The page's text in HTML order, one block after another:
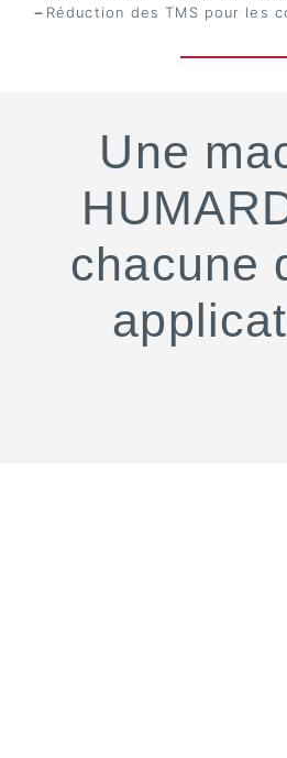
Réduction des TMS pour les
Une
chacune